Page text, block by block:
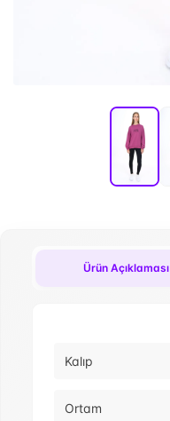
Ürün Açıklaması
Kalıp
Ortam